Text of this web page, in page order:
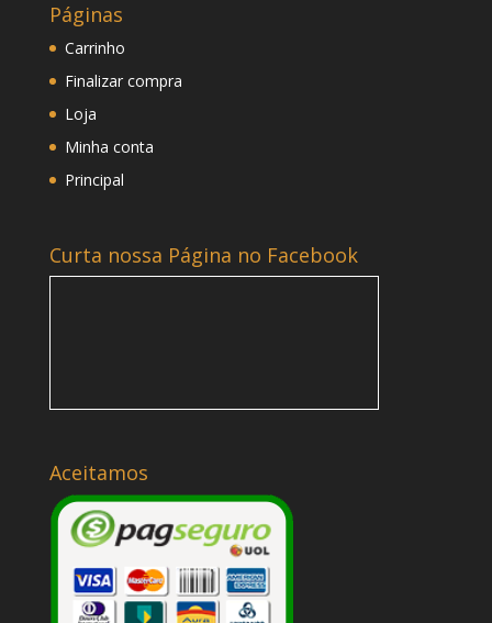
Páginas
Carrinho
Finalizar compra
Loja
Minha conta
Principal
Curta nossa Página no Facebook
Aceitamos